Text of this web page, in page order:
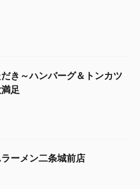
き～ハンバーグ＆トンカツ
足
ーメン二条城前店